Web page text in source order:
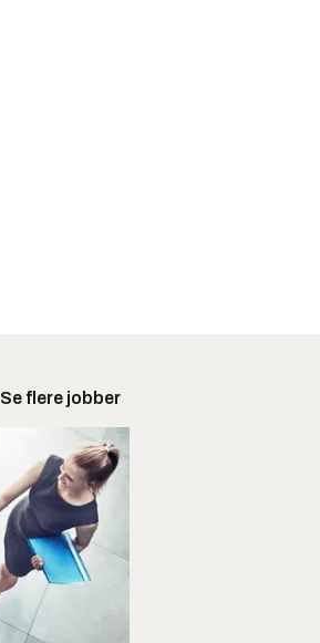
Se flere jobber